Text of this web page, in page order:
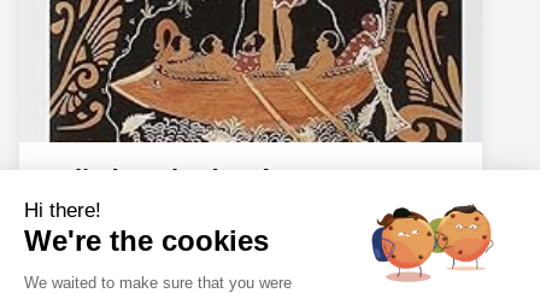
L'Iliade et l'Odyssée
Amazon